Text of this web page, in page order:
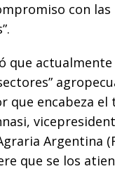
con las
que actualmente
que encabeza el
Argentina
que se los